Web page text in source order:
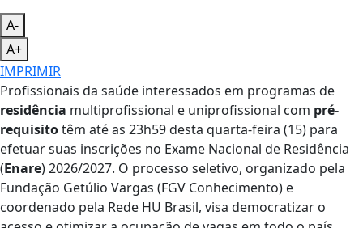
A-
A+
IMPRIMIR
Profissionais da saúde interessados em programas de
residência multiprofissional e uniprofissional com pré-
requisitotêm até as 23h59 desta quarta-feira (15) para
efetuar suas inscrições no Exame Nacional de Residência
(Enare) 2026/2027. O processo seletivo, organizado pela
Fundação Getúlio Vargas (FGV Conhecimento) e
coordenado pela Rede HU Brasil, visa democratizar o